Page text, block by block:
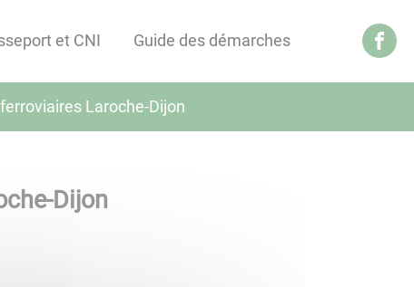
et CNI Guide des démarches
Laroche-Dijon
Dijon